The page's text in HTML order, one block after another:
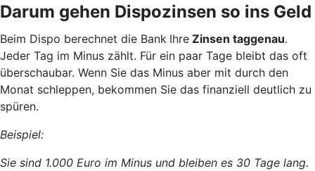
Darum gehen Dispozinsen so ins Geld
Beim Dispo berechnet die Bank Ihre Zinsen taggenau.
Jeder Tag im Minus zählt. Für ein paar Tage bleibt das oft
überschaubar. Wenn Sie das Minus aber mit durch den
Monat schleppen, bekommen Sie das finanziell deutlich zu
spüren.
Beispiel:
Sie sind 1.000 Euro im Minus und bleiben es 30 Tage lang.